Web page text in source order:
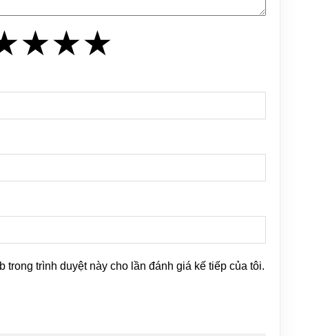
★
★★
★★★
trong trình duyệt này cho lần đánh giá kế tiếp của tôi.